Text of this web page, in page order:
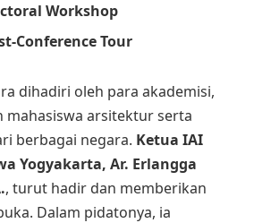
Workshop
Conference Tour
dihadiri oleh para akademisi,
mahasiswa arsitektur serta
berbagai negara. Ketua IAI
Yogyakarta, Ar. Erlangga
, turut hadir dan memberikan
Dalam pidatonya, ia